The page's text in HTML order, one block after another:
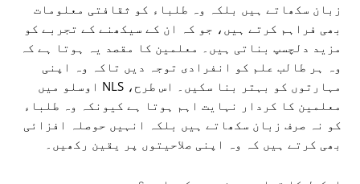
زبان سکھاتے ہیں بلکہ وہ طلباء کو ثقافتی معلومات
بھی فراہم کرتے ہیں، جو کہ ان کے سیکھنے کے تجربے کو
مزید دلچسپ بناتی ہیں۔ معلمین کا مقصد یہ ہوتا ہے کہ
وہ ہر طالب علم کو انفرادی توجہ دیں تاکہ وہ اپنی
مہارتوں کو بہتر بنا سکیں۔ اس طرح، NLS اوسلو میں
معلمین کا کردار نہایت اہم ہوتا ہے کیونکہ وہ طلباء
کو نہ صرف زبان سکھاتے ہیں بلکہ انہیں حوصلہ افزائی
بھی کرتے ہیں کہ وہ اپنی صلاحیتوں پر یقین رکھیں۔